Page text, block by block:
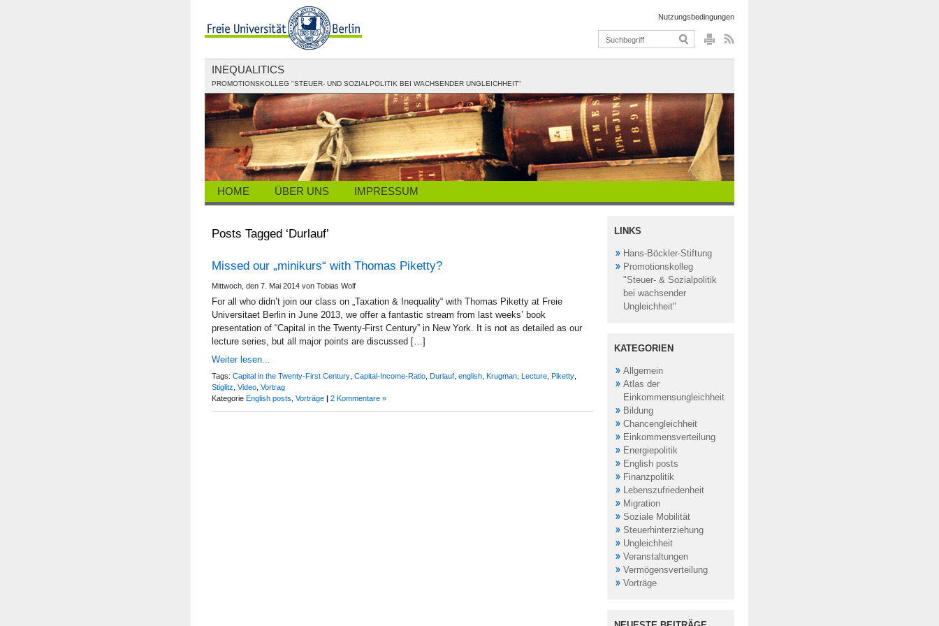
Nutzungsbedingungen
INEQUALITICS
PROMOTIONSKOLLEG "STEUER- UND SOZIALPOLITIK BEI WACHSENDER UNGLEICHHEIT"
HOME ÜBER UNS IMPRESSUM
Posts Tagged ‘Durlauf’
Missed our „minikurs“ with Thomas Piketty?
Mittwoch, den 7. Mai 2014 von Tobias Wolf
For all who didn’t join our class on „Taxation & Inequality“ with Thomas Piketty at Freie
Universitaet Berlin in June 2013, we offer a fantastic stream from last weeks’ book
presentation of “Capital in the Twenty-First Century” in New York. It is not as detailed as our
lecture series, but all major points are discussed […]
Weiter lesen...
Tags: Capital in the Twenty-First Century Capital-Income-Ratio Durlauf english Krugman Lecture Piketty
Stiglitz Video Vortrag
Kategorie English posts Vorträge | 2 Kommentare »
LINKS
Hans-Böckler-Stiftung
Promotionskolleg
"Steuer- & Sozialpolitik
bei wachsender
Ungleichheit"
KATEGORIEN
Allgemein
Atlas der
Einkommensungleichheit
Bildung
Chancengleichheit
Einkommensverteilung
Energiepolitik
English posts
Finanzpolitik
Lebenszufriedenheit
Migration
Soziale Mobilität
Steuerhinterziehung
Ungleichheit
Veranstaltungen
Vermögensverteilung
Vorträge